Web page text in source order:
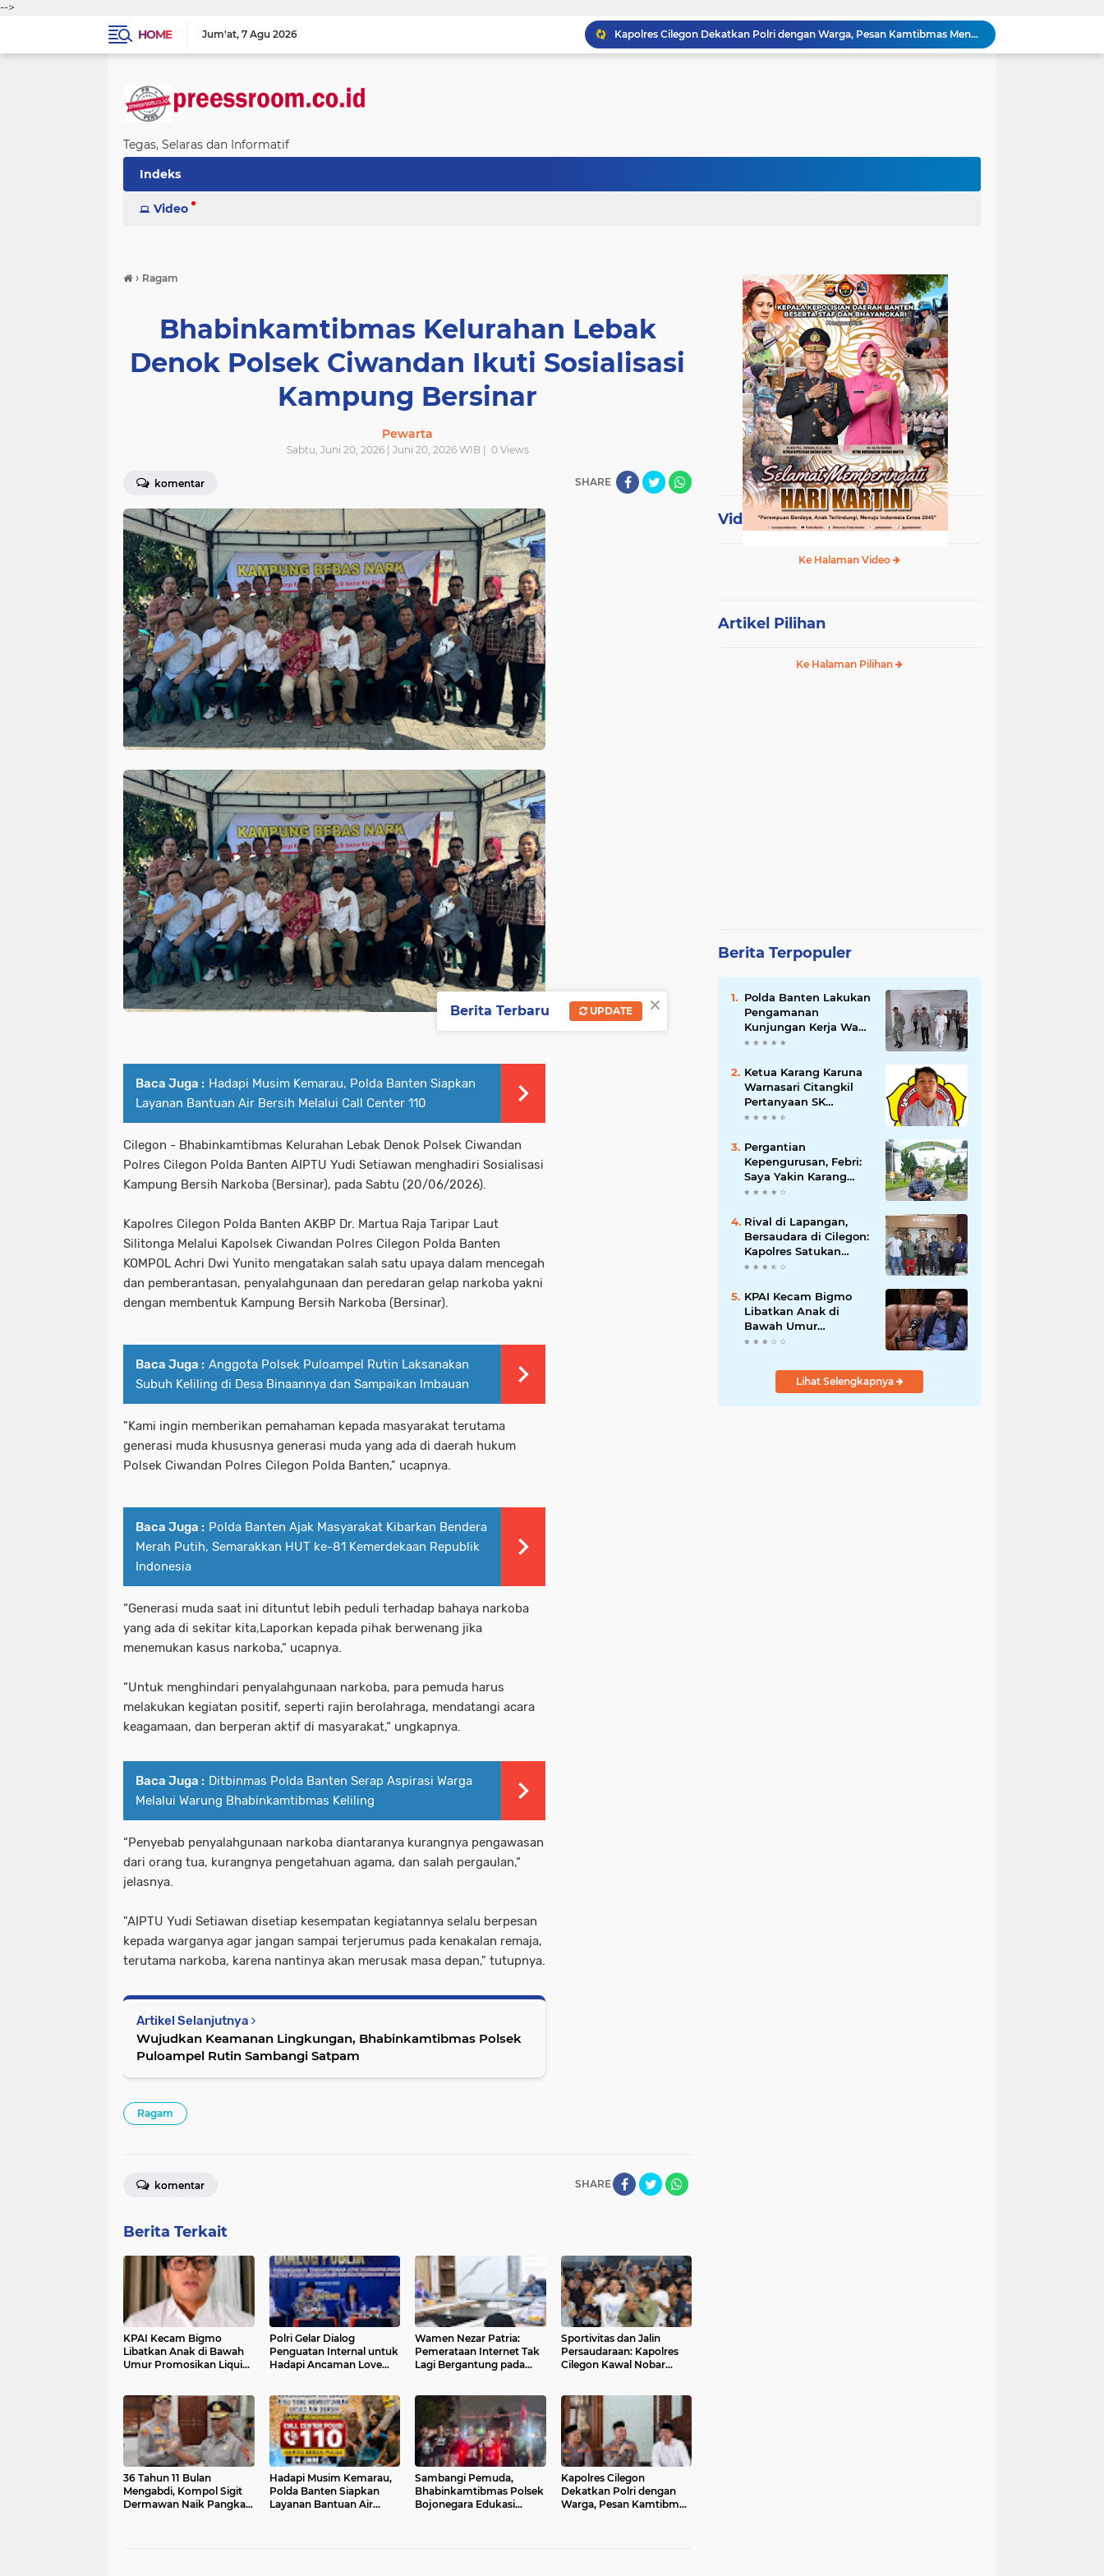
-->
HOME
Jum'at 7 Agu 2026
Kapolres Cilegon Dekatkan Polri dengan Warga, Pesan Kamtibmas Menggema di Masjid Raudhatul Muttaqin
Kapolres Cilegon Jalin Silaturahmi dengan Tokoh Agama dan Masyarakat Usai Sholat Jumat di Masjid Raudotul Mutaqien
Dialog Kamtibmas, Anggota Polsek Bojonegara Patroli Malam, Sambangi Warga Sosialisasi Layanan Kepolisian 110
Tegas, Selaras dan Informatif
Indeks
Video
› Ragam
Bhabinkamtibmas Kelurahan Lebak
Denok Polsek Ciwandan Ikuti Sosialisasi
Kampung Bersinar
Pewarta
Sabtu, Juni 20, 2026 | Juni 20, 2026 WIB | 0Views
komentar SHARE
Baca Juga : Hadapi Musim Kemarau, Polda Banten Siapkan
Layanan Bantuan Air Bersih Melalui Call Center 110
Cilegon - Bhabinkamtibmas Kelurahan Lebak Denok Polsek Ciwandan
Polres Cilegon Polda Banten AIPTU Yudi Setiawan menghadiri Sosialisasi
Kampung Bersih Narkoba (Bersinar), pada Sabtu (20/06/2026).
Kapolres Cilegon Polda Banten AKBP Dr. Martua Raja Taripar Laut
Silitonga Melalui Kapolsek Ciwandan Polres Cilegon Polda Banten
KOMPOL Achri Dwi Yunito mengatakan salah satu upaya dalam mencegah
dan pemberantasan, penyalahgunaan dan peredaran gelap narkoba yakni
dengan membentuk Kampung Bersih Narkoba (Bersinar).
Baca Juga : Anggota Polsek Puloampel Rutin Laksanakan
Subuh Keliling di Desa Binaannya dan Sampaikan Imbauan
"Kami ingin memberikan pemahaman kepada masyarakat terutama
generasi muda khususnya generasi muda yang ada di daerah hukum
Polsek Ciwandan Polres Cilegon Polda Banten," ucapnya.
Baca Juga : Polda Banten Ajak Masyarakat Kibarkan Bendera
Merah Putih, Semarakkan HUT ke-81 Kemerdekaan Republik
Indonesia
“Generasi muda saat ini dituntut lebih peduli terhadap bahaya narkoba
yang ada di sekitar kita,Laporkan kepada pihak berwenang jika
menemukan kasus narkoba,“ ucapnya.
“Untuk menghindari penyalahgunaan narkoba, para pemuda harus
melakukan kegiatan positif, seperti rajin berolahraga, mendatangi acara
keagamaan, dan berperan aktif di masyarakat,“ ungkapnya.
Baca Juga : Ditbinmas Polda Banten Serap Aspirasi Warga
Melalui Warung Bhabinkamtibmas Keliling
“Penyebab penyalahgunaan narkoba diantaranya kurangnya pengawasan
dari orang tua, kurangnya pengetahuan agama, dan salah pergaulan,“
jelasnya.
"AIPTU Yudi Setiawan disetiap kesempatan kegiatannya selalu berpesan
kepada warganya agar jangan sampai terjerumus pada kenakalan remaja,
terutama narkoba, karena nantinya akan merusak masa depan," tutupnya.
Artikel Selanjutnya
Wujudkan Keamanan Lingkungan, Bhabinkamtibmas Polsek
Puloampel Rutin Sambangi Satpam
Ragam
SHARE
komentar
Berita Terkait
KPAI Kecam Bigmo
Libatkan Anak di Bawah
Umur Promosikan Liquid
Polri Gelar Dialog
Penguatan Internal untuk
Hadapi Ancaman Love
Wamen Nezar Patria:
Pemerataan Internet Tak
Lagi Bergantung pada
Sportivitas dan Jalin
Persaudaraan: Kapolres
Cilegon Kawal Nobar
Kondusif
36 Tahun 11 Bulan
Mengabdi, Kompol Sigit
Dermawan Naik Pangkat
Hadapi Musim Kemarau,
Polda Banten Siapkan
Layanan Bantuan Air
Sambangi Pemuda,
Bhabinkamtibmas Polsek
Bojonegara Edukasi
Kapolres Cilegon
Dekatkan Polri dengan
Warga, Pesan Kamtibmas
Video Terpopuler
Ke Halaman Video
Artikel Pilihan
Ke Halaman Pilihan
Berita Terpopuler
Polda Banten Lakukan
Pengamanan
Kunjungan Kerja Wakil
Presiden RI
Ketua Karang Karuna
Warnasari Citangkil
Pertanyaan SK
Karetaker dan Urgensi
Berduka
Pergantian
Kepengurusan, Febri:
Saya Yakin Karang
Taruna Wanakarsa
Kepemimpinan Bung
Entus Jauh Membawa
Manfaat
Rival di Lapangan,
Bersaudara di Cilegon:
Kapolres Satukan
Viking dan Jak Mania
Piala Presiden 2026
KPAI Kecam Bigmo
Libatkan Anak di
Bawah Umur
Promosikan Liquid
Bertindak Tegas
Lihat Selengkapnya
×
Berita Terbaru UPDATE